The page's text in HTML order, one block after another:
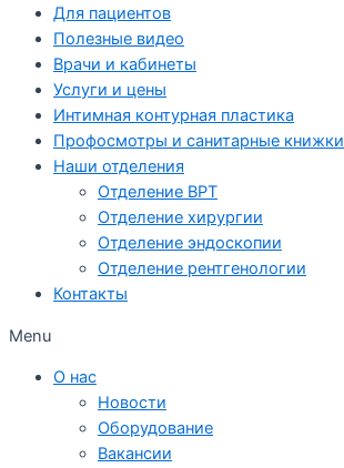
Для пациентов
Полезные видео
Врачи и кабинеты
Услуги и цены
Интимная контурная пластика
Профосмотры и санитарные книжки
Наши отделения
Отделение ВРТ
Отделение хирургии
Отделение эндоскопии
Отделение рентгенологии
Контакты
Menu
О нас
Новости
Оборудование
Вакансии